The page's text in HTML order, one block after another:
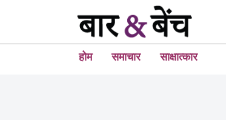
होम समाचार साक्षात्कार